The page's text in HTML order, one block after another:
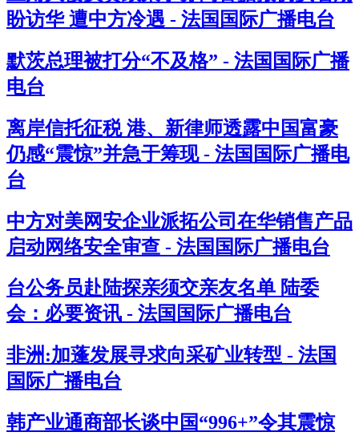
盼访华 遭中方冷遇 - 法国国际广播电台
默茨总理被打分“不及格” - 法国国际广播
电台
离岸信托征税 港、新律师透露中国富豪
仍感“震惊”并急于筹现 - 法国国际广播电
台
中方对美网安企业派拓公司在华销售产品
启动网络安全审查 - 法国国际广播电台
台公务员赴陆探亲须交亲友名单 陆委
会：必要资讯 - 法国国际广播电台
非洲:加蓬发展寻求向采矿业转型 - 法国
国际广播电台
韩产业通商部长谈中国“996+”令其震惊